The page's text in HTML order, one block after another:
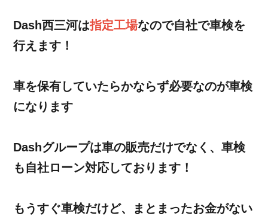
Dash西三河は指定工場なので自社で車検を
行えます！
車を保有していたらかならず必要なのが車検
になります
Dashグループは車の販売だけでなく、車検
も自社ローン対応しております！
もうすぐ車検だけど、まとまったお金がない